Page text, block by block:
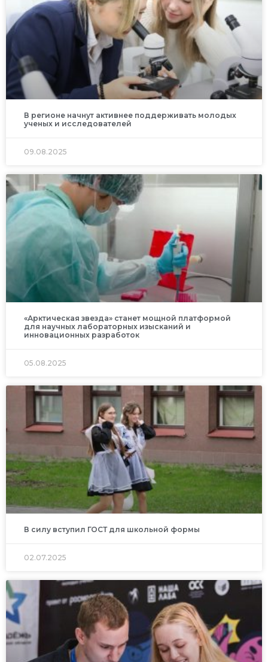
В регионе начнут активнее поддерживать молодых
ученых и исследователей
09.08.2025
«Арктическая звезда» станет мощной платформой
для научных лабораторных изысканий и
инновационных разработок
05.08.2025
В силу вступил ГОСТ для школьной формы
02.07.2025